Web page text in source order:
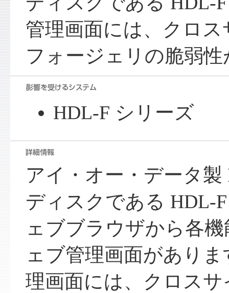
管理画面には、クロ
フォージェリの脆弱
HDL-F シリーズ
アイ・オー・データ
ディスクである HDL-
ェブブラウザから各
ェブ管理画面があり
理画面には、クロス